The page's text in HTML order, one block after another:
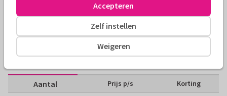
Formaten en prijzen
Aantal Prijs p/s Korting
Weigeren
Zelf instellen
Accepteren